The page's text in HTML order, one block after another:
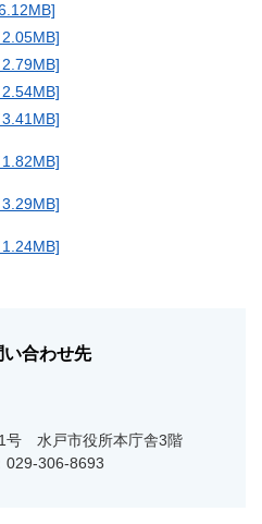
合わせ先
号 水戸市役所本庁舎3階
029-306-8693